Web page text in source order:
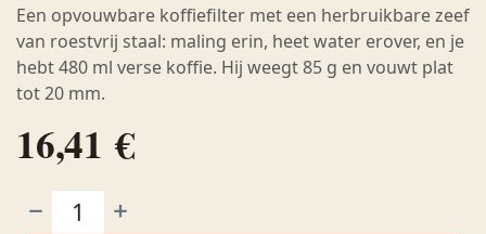
Een opvouwbare koffiefilter met een herbruikbare zeef
van roestvrij staal: maling erin, heet water erover, en je
hebt 480 ml verse koffie. Hij weegt 85 g en vouwt plat
tot 20 mm.
16,41 €